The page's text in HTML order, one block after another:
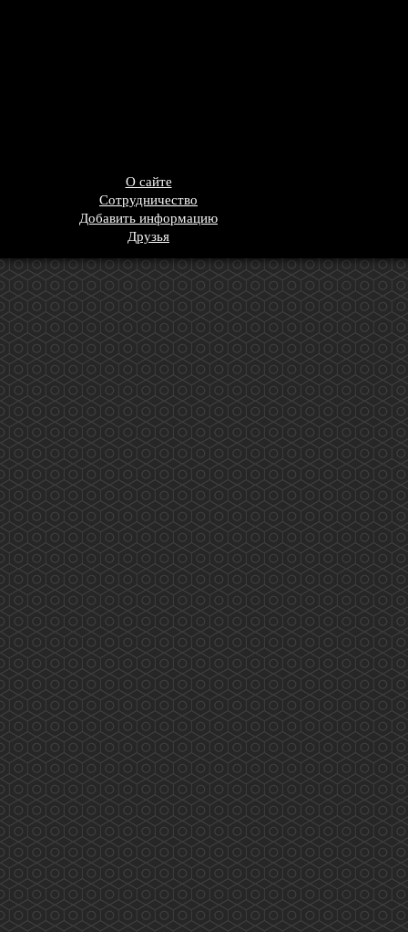
О сайте
Сотрудничество
Добавить информацию
Друзья